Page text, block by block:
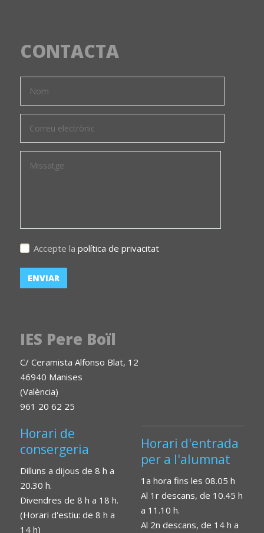
CONTACTA
Accepte la política de privacitat
IES Pere Boïl
C/ Ceramista Alfonso Blat, 12
46940 Manises
(València)
961 20 62 25
Horari de
consergeria
Dilluns a dijous de 8 h a
20.30 h.
Divendres de 8 h a 18 h.
(Horari d'estiu: de 8 h a
14 h)
Horari d'entrada
per a l'alumnat
1a hora fins les 08.05 h
Al 1r descans, de 10.45 h
a 11.10 h.
Al 2n descans, de 14 h a